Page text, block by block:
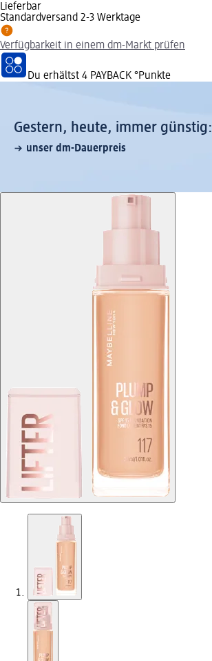
Lieferbar
Standardversand 2-3 Werktage
Verfügbarkeit in einem dm-Markt prüfen
Du erhältst 4 PAYBACK °Punkte
Gestern, heute, immer günstig:
unser dm-Dauerpreis